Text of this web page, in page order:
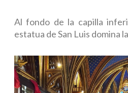
Al fondo de la capilla
estatua de San Luis domina